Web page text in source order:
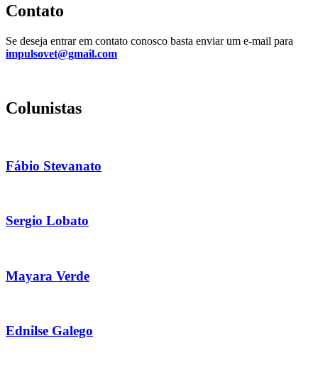
Contato
Se deseja entrar em contato conosco basta enviar um e-mail para
impulsovet@gmail.com
Colunistas
Fábio Stevanato
Sergio Lobato
Mayara Verde
Ednilse Galego